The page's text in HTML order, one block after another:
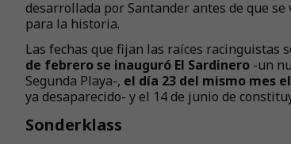
desarrollada por Santander antes de que
para la historia.
Las fechas que fijan las raíces racinguistas
de febrero se inauguró El Sardinero -un
Segunda Playa-, el día 23 del mismo mes
ya desaparecido- y el 14 de junio de
Sonderklass